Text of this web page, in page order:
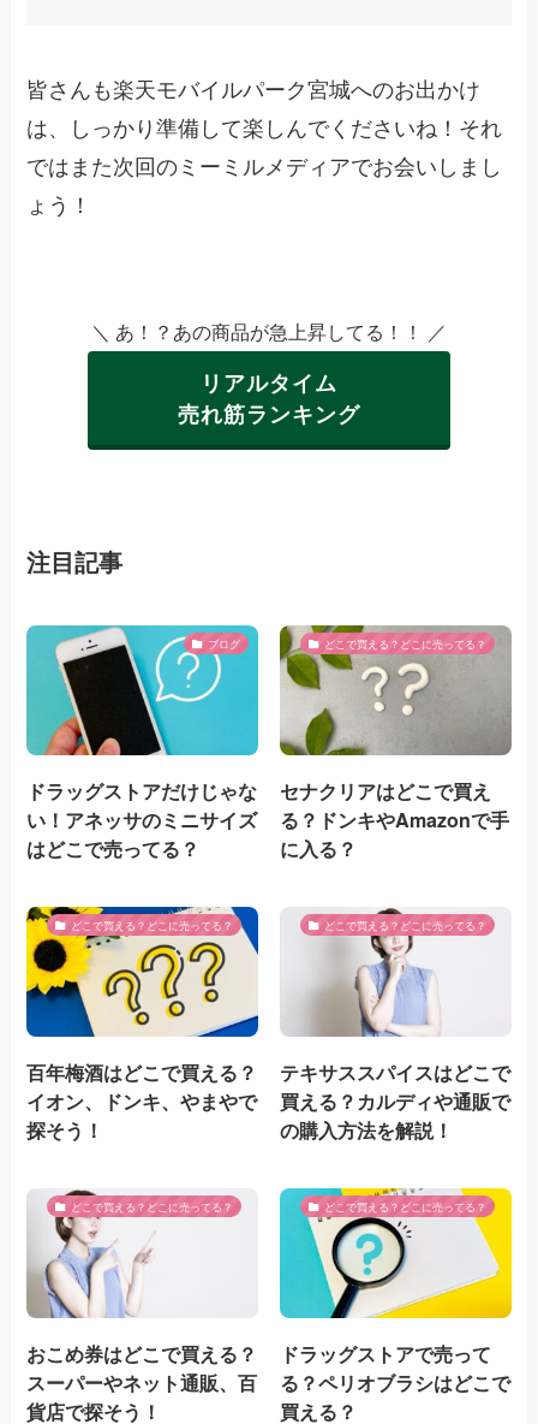
皆さんも楽天モバイルパーク宮城へのお出かけ
は、しっかり準備して楽しんでくださいね！それ
ではまた次回のミーミルメディアでお会いしまし
ょう！
＼ あ！？あの商品が急上昇してる！！ ／
リアルタイム
売れ筋ランキング
注目記事
ブログ
ドラッグストアだけじゃな
い！アネッサのミニサイズ
はどこで売ってる？
どこで買える？どこに売ってる？
セナクリアはどこで買え
る？ドンキやAmazonで手
に入る？
どこで買える？どこに売ってる？
百年梅酒はどこで買える？
イオン、ドンキ、やまやで
探そう！
どこで買える？どこに売ってる？
テキサススパイスはどこで
買える？カルディや通販で
の購入方法を解説！
どこで買える？どこに売ってる？
おこめ券はどこで買える？
スーパーやネット通販、百
貨店で探そう！
どこで買える？どこに売ってる？
ドラッグストアで売って
る？ペリオブラシはどこで
買える？